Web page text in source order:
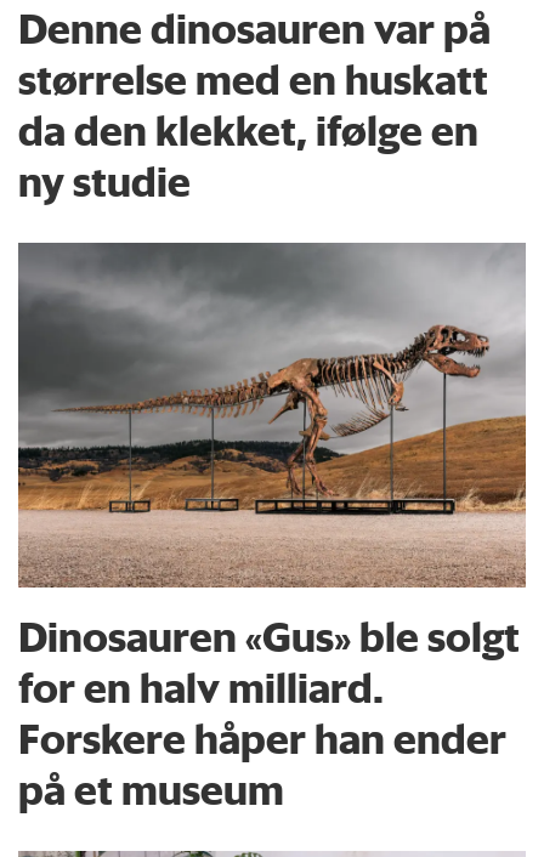
Denne dinosauren var på
størrelse med en huskatt
da den klekket, ifølge en
ny studie
Dinosauren «Gus» ble solgt
for en halv milliard.
Forskere håper han ender
på et museum